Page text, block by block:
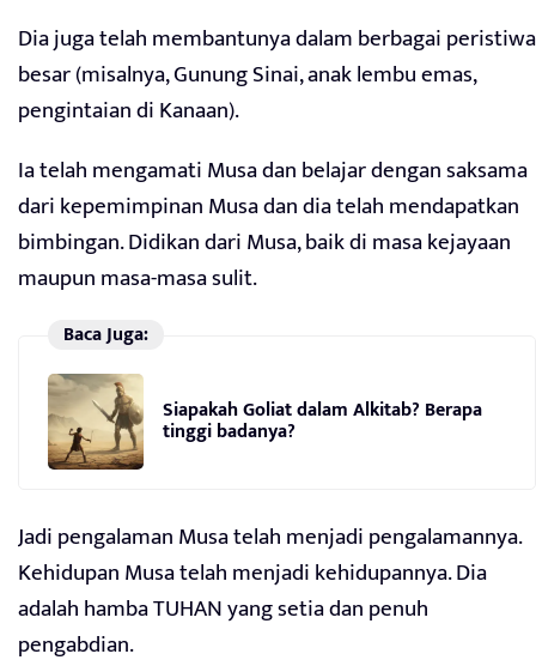
Dia juga telah membantunya dalam berbagai peristiwa
besar (misalnya, Gunung Sinai, anak lembu emas,
pengintaian di Kanaan).
Ia telah mengamati Musa dan belajar dengan saksama
dari kepemimpinan Musa dan dia telah mendapatkan
bimbingan. Didikan dari Musa, baik di masa kejayaan
maupun masa-masa sulit.
Baca Juga:
Siapakah Goliat dalam Alkitab? Berapa
tinggi badanya?
Jadi pengalaman Musa telah menjadi pengalamannya.
Kehidupan Musa telah menjadi kehidupannya. Dia
adalah hamba TUHAN yang setia dan penuh
pengabdian.